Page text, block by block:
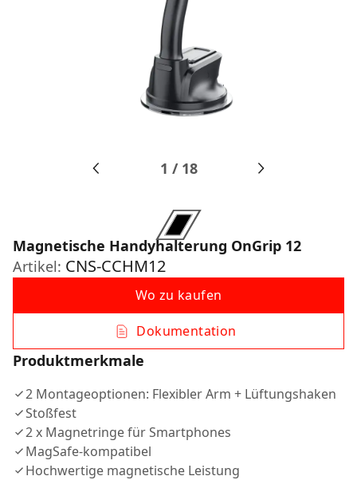
1 / 18
Magnetische Handyhalterung OnGrip 12
Artikel: CNS-CCHM12
Wo zu kaufen
Dokumentation
Produktmerkmale
2 Montageoptionen: Flexibler Arm + Lüftungshaken
Stoßfest
2 x Magnetringe für Smartphones
MagSafe-kompatibel
Hochwertige magnetische Leistung